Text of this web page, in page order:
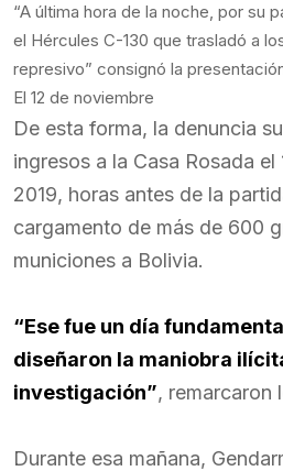
“A última hora de la noche, por su
el Hércules C-130 que trasladó a
represivo” consignó la
El 12 de noviembre
De esta forma, la denuncia
ingresos a la Casa Rosada
2019, horas antes de la
cargamento de más de 600
municiones a Bolivia.
“Ese fue un día
diseñaron la maniobra
investigación”, remarcaron
Durante esa mañana,